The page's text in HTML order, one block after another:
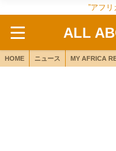
”アフリ
ALL
HOME ニュース MY AFRICA